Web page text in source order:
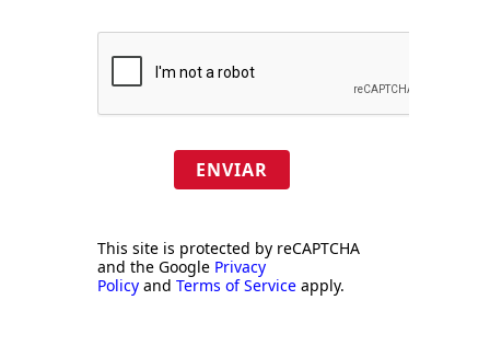
ENVIAR
This site is protected by reCAPTCHA
and the Google Privacy
Policy and Terms of Service apply.